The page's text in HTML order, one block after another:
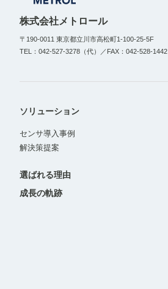
株式会社メトロール
〒190-0011 東京都立川市高松町1-100-25-5F
TEL：042-527-3278（代）／FAX：042-528-1442
ソリューション
センサ導入事例
解決策提案
選ばれる理由
成長の軌跡